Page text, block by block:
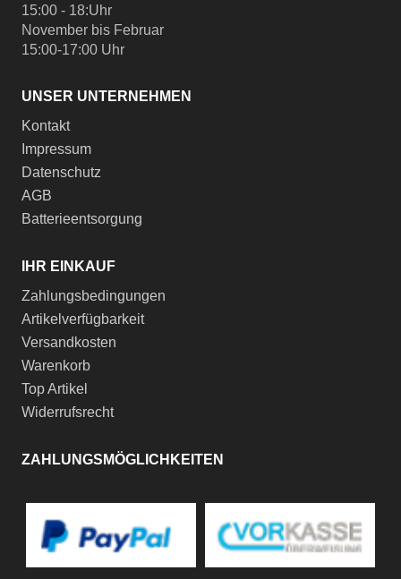
15:00 - 18:Uhr
November bis Februar
15:00-17:00 Uhr
UNSER UNTERNEHMEN
Kontakt
Impressum
Datenschutz
AGB
Batterieentsorgung
IHR EINKAUF
Zahlungsbedingungen
Artikelverfügbarkeit
Versandkosten
Warenkorb
Top Artikel
Widerrufsrecht
ZAHLUNGSMÖGLICHKEITEN